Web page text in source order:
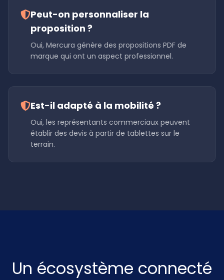
Peut-on personnaliser la
proposition ?
Oui, Mercura génère des propositions PDF de
marque qui ont un aspect professionnel.
Est-il adapté à la mobilité ?
Oui, les représentants commerciaux peuvent
établir des devis à partir de tablettes sur le
terrain.
Un écosystème connecté